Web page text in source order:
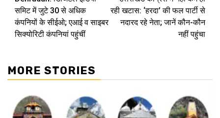
Reading
समिट में जुटे 30 से अधिक
कंपनियों के सीईओ; एआई व साइबर
सिक्योरिटी कंपनियां पहुंचीं
रही खटास: ‘हरदा’ की फल पार्टी से
नदारद रहे नेता; जानें कौन-कौन
नहीं पहुंचा
MORE STORIES